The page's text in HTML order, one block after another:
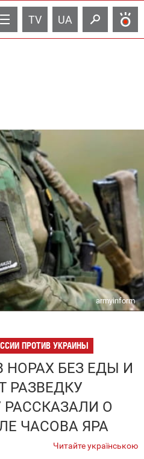
TV UA
armyinform
ПРОТИВ УКРАИНЫ
НОРАХ БЕЗ ЕДЫ И
РАЗВЕДКУ
О
ЧАСОВА ЯРА
Читайте українською